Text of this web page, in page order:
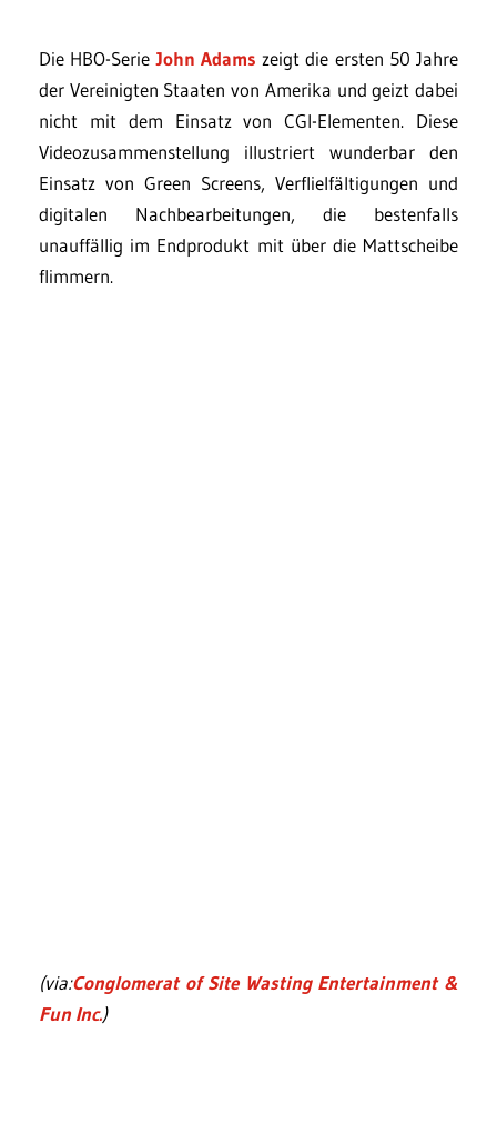
Die HBO-SerieJohn Adams zeigt die ersten 50 Jahre
der Vereinigten Staaten von Amerika und geizt dabei
nicht mit dem Einsatz von CGI-Elementen. Diese
Videozusammenstellung illustriert wunderbar den
Einsatz von Green Screens, Verflielfältigungen und
digitalen Nachbearbeitungen, die bestenfalls
unauffällig im Endprodukt mit über die Mattscheibe
flimmern.
(via:Conglomerat of Site Wasting Entertainment &
Fun Inc.)